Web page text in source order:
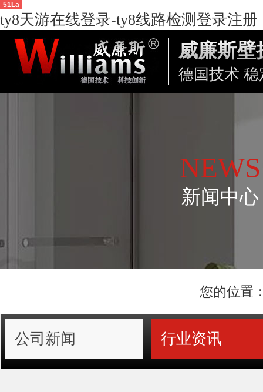
51La
ty8天游在线登录-ty8线路检测登录注册
威廉斯壁
德国技术 稳
NEWS
新闻中心
您的位置
公司新闻 行业资讯